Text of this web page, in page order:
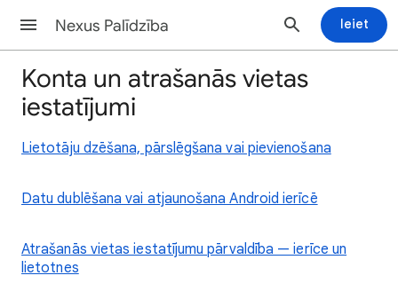
Nexus Palīdzība Ieiet
Konta un atrašanās vietas
iestatījumi
Lietotāju dzēšana, pārslēgšana vai pievienošana
Datu dublēšana vai atjaunošana Android ierīcē
Atrašanās vietas iestatījumu pārvaldība — ierīce un
lietotnes